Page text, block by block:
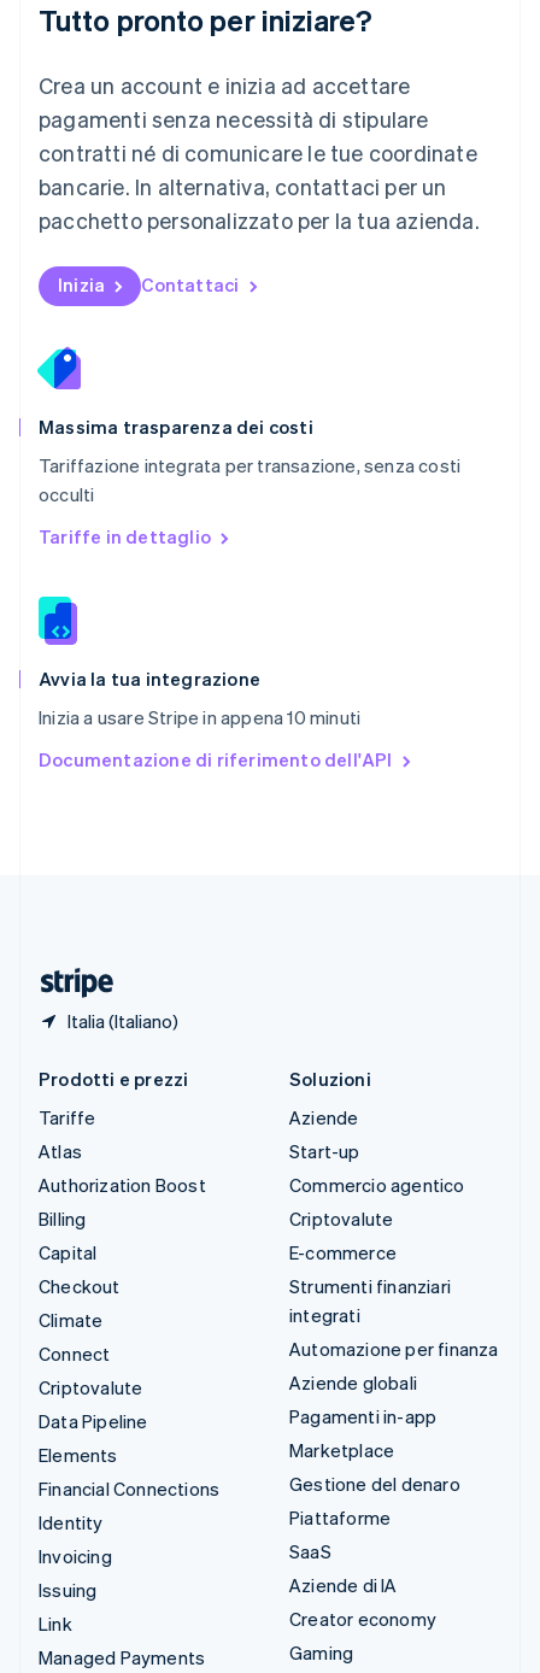
Tutto pronto per iniziare?
Crea un account e inizia ad accettare
pagamenti senza necessità di stipulare
contratti né di comunicare le tue coordinate
bancarie. In alternativa, contattaci per un
pacchetto personalizzato per la tua azienda.
Inizia Contattaci
Massima trasparenza dei costi
Tariffazione integrata per transazione, senza costi
occulti
Tariffe in dettaglio
Avvia la tua integrazione
Inizia a usare Stripe in appena 10 minuti
Documentazione di riferimento dell'API
Italia (Italiano)
Malta
English
EspañolEnglish
Norvegia
English
Nuova Zelanda
English
NederlandsEnglish
English
Portogallo
RAS di Hong Kong, Cina
English
English
English
Romania
English
Slovacchia
Slovenia
English Italiano
EspañolEnglish
English Español 简体中文
Prodotti e prezzi
Tariffe
Atlas
Authorization Boost
Billing
Capital
Checkout
Climate
Connect
Criptovalute
Data Pipeline
Elements
Financial Connections
Identity
Invoicing
Issuing
Link
Managed Payments
Soluzioni
Aziende
Start-up
Commercio agentico
Criptovalute
E-commerce
Strumenti finanziari
integrati
Automazione per finanza
Aziende globali
Pagamenti in-app
Marketplace
Gestione del denaro
Piattaforme
SaaS
Aziende di IA
Creator economy
Gaming